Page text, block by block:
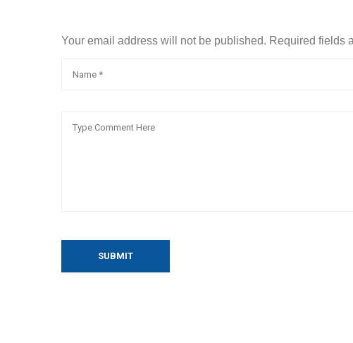
Your email address will not be published. Required fields
SUBMIT